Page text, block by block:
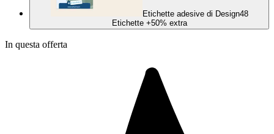
Etichette adesive di Design48
Etichette+50% extra
In questa offerta